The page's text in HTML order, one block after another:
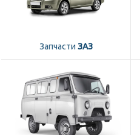
Запчасти ЗАЗ